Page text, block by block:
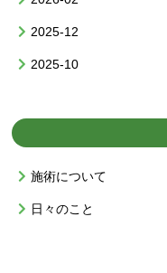
2025-12
2025-10
施術について
日々のこと